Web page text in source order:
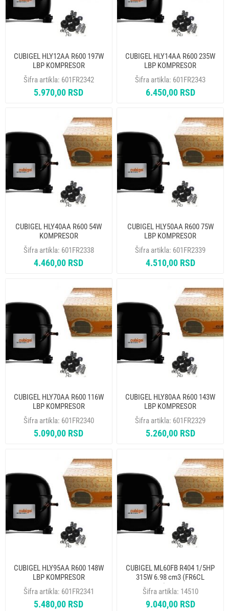
CUBIGEL HLY12AA R600 197W
LBP KOMPRESOR
Šifra artikla: 601FR2342
5.970,00 RSD
CUBIGEL HLY14AA R600 235W
LBP KOMPRESOR
Šifra artikla: 601FR2343
6.450,00 RSD
CUBIGEL HLY40AA R600 54W
KOMPRESOR
Šifra artikla: 601FR2338
4.460,00 RSD
CUBIGEL HLY50AA R600 75W
LBP KOMPRESOR
Šifra artikla: 601FR2339
4.510,00 RSD
CUBIGEL HLY70AA R600 116W
LBP KOMPRESOR
Šifra artikla: 601FR2340
5.090,00 RSD
CUBIGEL HLY80AA R600 143W
LBP KOMPRESOR
Šifra artikla: 601FR2329
5.260,00 RSD
CUBIGEL HLY95AA R600 148W
LBP KOMPRESOR
Šifra artikla: 601FR2341
5.480,00 RSD
CUBIGEL ML60FB R404 1/5HP
315W 6.98 cm3 (FR6CL
613FR245) KOMPRESOR
Šifra artikla: 14510
9.040,00 RSD